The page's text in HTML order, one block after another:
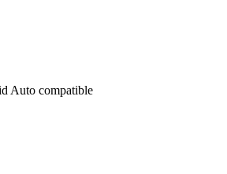
Auto compatible